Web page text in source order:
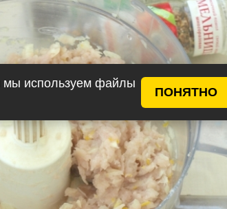
мы используем файлы
ПОНЯТНО